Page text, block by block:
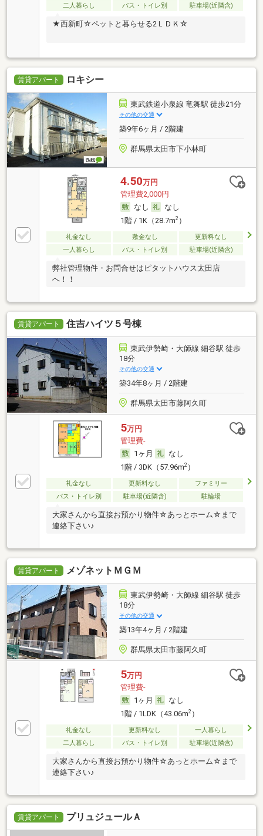
二人暮らし
バス・トイレ別 駐車場(近隣含)
★西新町☆ペットと暮らせる2ＬＤＫ☆
賃貸アパート ロキシー
東武鉄道小泉線 竜舞駅 徒歩21分
その他の交通
築9年6ヶ月 / 2階建
群馬県太田市下小林町
4.50万円
管理費2,000円
なし
なし
1階 / 1K（28.7m2）
礼金なし 敷金なし
更新料なし
一人暮らし
バス・トイレ別 駐車場(近隣含)
弊社管理物件・お問合せはピタットハウス太田店
へ！！
賃貸アパート 住吉ハイツ５号棟
東武伊勢崎・大師線 細谷駅 徒歩
18分
その他の交通
築34年8ヶ月 / 2階建
群馬県太田市藤阿久町
5万円
管理費-
1ヶ月
なし
1階 / 3DK（57.96m2）
礼金なし 更新料なし
ファミリー
バス・トイレ別
駐車場(近隣含) 駐輪場
大家さんから直接お預かり物件☆あっとホーム☆まで
連絡下さい♪
賃貸アパート メゾネットＭＧＭ
東武伊勢崎・大師線 細谷駅 徒歩
18分
その他の交通
築13年4ヶ月 / 2階建
群馬県太田市藤阿久町
5万円
管理費-
1ヶ月
なし
1階 / 1LDK（43.06m2）
礼金なし 更新料なし
一人暮らし
二人暮らし
バス・トイレ別 駐車場(近隣含)
大家さんから直接お預かり物件☆あっとホーム☆まで
連絡下さい♪
賃貸アパート プリュジュールＡ